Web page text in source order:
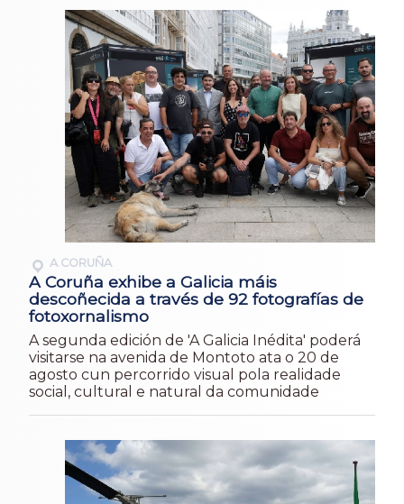
A CORUÑA
A Coruña exhibe a Galicia máis
descoñecida a través de 92 fotografías de
fotoxornalismo
A segunda edición de 'A Galicia Inédita' poderá
visitarse na avenida de Montoto ata o 20 de
agosto cun percorrido visual pola realidade
social, cultural e natural da comunidade